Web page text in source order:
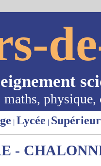
maths,
| Lycée | Supérieur
-